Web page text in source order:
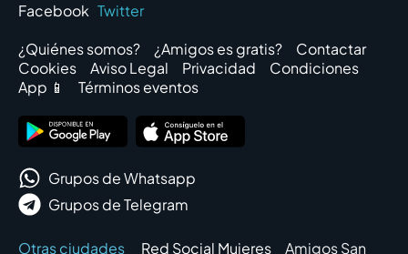
Facebook Twitter
¿Quiénes somos?
¿Amigos es gratis?
Contactar
Cookies
Aviso Legal Privacidad
Condiciones
App 📱
Términos eventos
Grupos de Whatsapp
Grupos de Telegram
Otras ciudades Red Social Mujeres Amigos San